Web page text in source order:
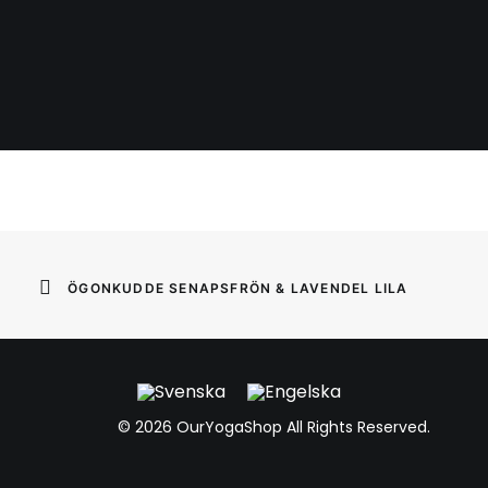
ÖGONKUDDE SENAPSFRÖN & LAVENDEL LILA
© 2026 OurYogaShop All Rights Reserved.